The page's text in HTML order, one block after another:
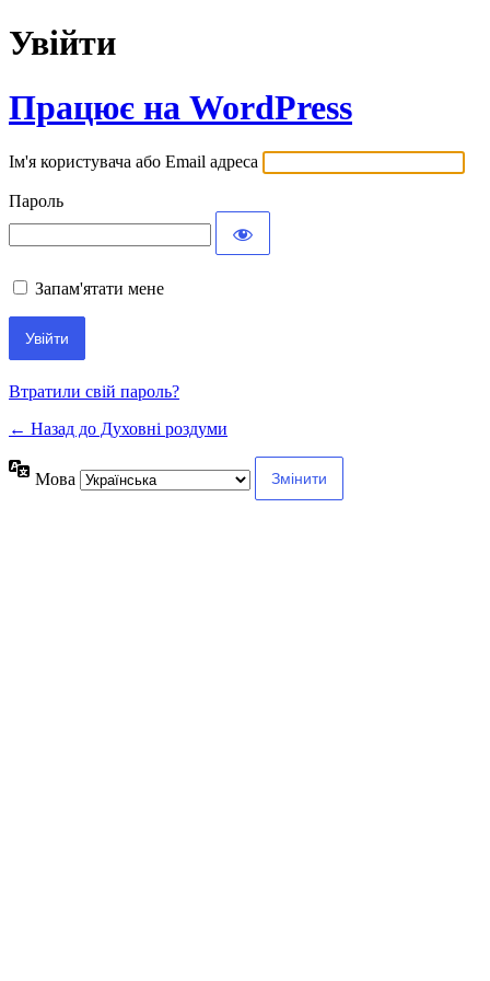
Увійти
Працює на WordPress
Ім'я користувача або Email адреса
Пароль
Запам'ятати мене
Втратили свій пароль?
← Назад до Духовні роздуми
Мова